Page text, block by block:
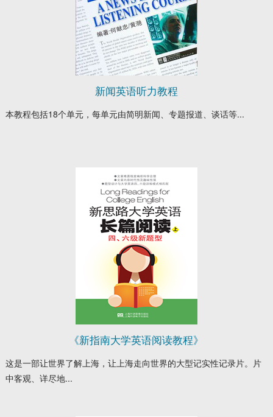
新闻英语听力教程
本教程包括18个单元，每单元由简明新闻、专题报道、谈话等...
《新指南大学英语阅读教程》
这是一部让世界了解上海，让上海走向世界的大型记实性记录片。片
中客观、详尽地...